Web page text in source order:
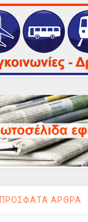
ΠΡΟΣΦΑΤΑ ΑΡΘΡΑ